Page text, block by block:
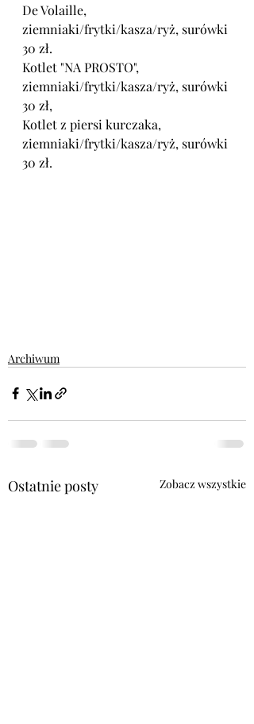
De Volaille,
ziemniaki/frytki/kasza/ryż, surówki
30 zł.
Kotlet "NA PROSTO",
ziemniaki/frytki/kasza/ryż, surówki
30 zł,
Kotlet z piersi kurczaka,
ziemniaki/frytki/kasza/ryż, surówki
30 zł.
Archiwum
Ostatnie posty Zobacz wszystkie